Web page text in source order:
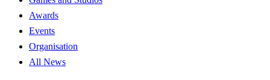
Awards
Events
Organisation
All News